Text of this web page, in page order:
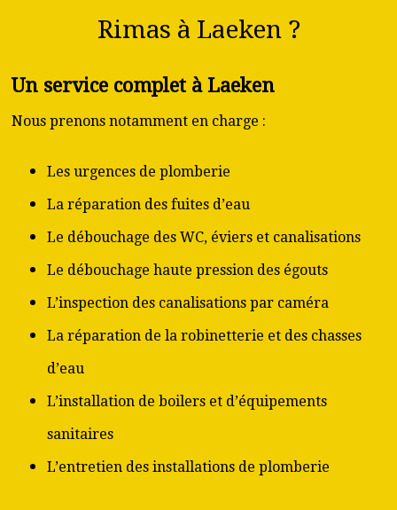
Rimas à Laeken ?
Un service complet à Laeken
Nous prenons notamment en charge :
Les urgences de plomberie
La réparation des fuites d’eau
Le débouchage des WC, éviers et canalisations
Le débouchage haute pression des égouts
L’inspection des canalisations par caméra
La réparation de la robinetterie et des chasses
d’eau
L’installation de boilers et d’équipements
sanitaires
L’entretien des installations de plomberie